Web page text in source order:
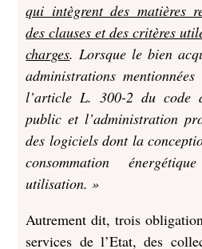
qui intègrent des matières
des clauses et des critères
charges. Lorsque le bien
administrations
l’article L. 300-2 du code
public et l’administration
des logiciels dont la
consommation
utilisation. »
Autrement dit, trois
services de l’Etat, des